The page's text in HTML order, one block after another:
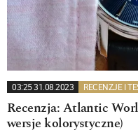
03:25 31.08.2023 RECENZJE I
Recenzja: Atlantic
wersje kolorystyczne)